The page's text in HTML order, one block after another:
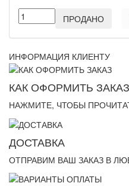
ПРОДАНО
ИНФОРМАЦИЯ КЛИЕНТУ
КАК ОФОРМИТЬ ЗАКАЗ
НАЖМИТЕ, ЧТОБЫ
ДОСТАВКА
ОТПРАВИМ ВАШ ЗАКАЗ В